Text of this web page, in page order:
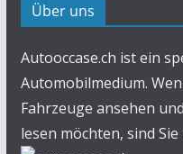
Über uns
Autooccase.ch ist ein
Automobilmedium.
Fahrzeuge ansehen
lesen möchten, sind